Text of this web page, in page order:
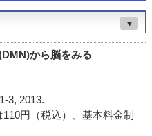
▼
から脳をみる
1-3, 2013.
円（税込）、基本料金制